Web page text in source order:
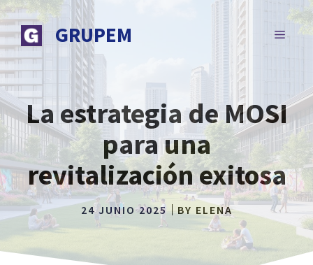
Saltar
al
contenido
GRUPEM MENÚ
La estrategia de MOSI
para una
revitalización exitosa
24 JUNIO 2025 BY ELENA